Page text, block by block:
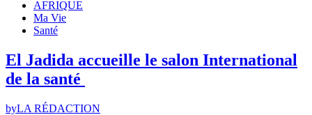
AFRIQUE
Ma Vie
Santé
El Jadida accueille le salon International
de la santé
byLA RÉDACTION